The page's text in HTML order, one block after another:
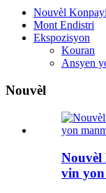
Nouvèl
Mont Endistri
Ekspozisyon
Kouran
Ansyen
Nouvèl
Nouvèl
vin